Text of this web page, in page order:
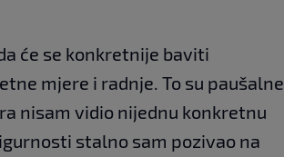
će se konkretnije baviti
mjere i radnje. To su paušalne
nisam vidio nijednu konkretnu
stalno sam pozivao na